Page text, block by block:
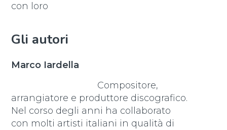
con loro
Gli autori
Marco Iardella
Compositore,
arrangiatore e produttore discografico.
Nel corso degli anni ha collaborato
con molti artisti italiani in qualità di